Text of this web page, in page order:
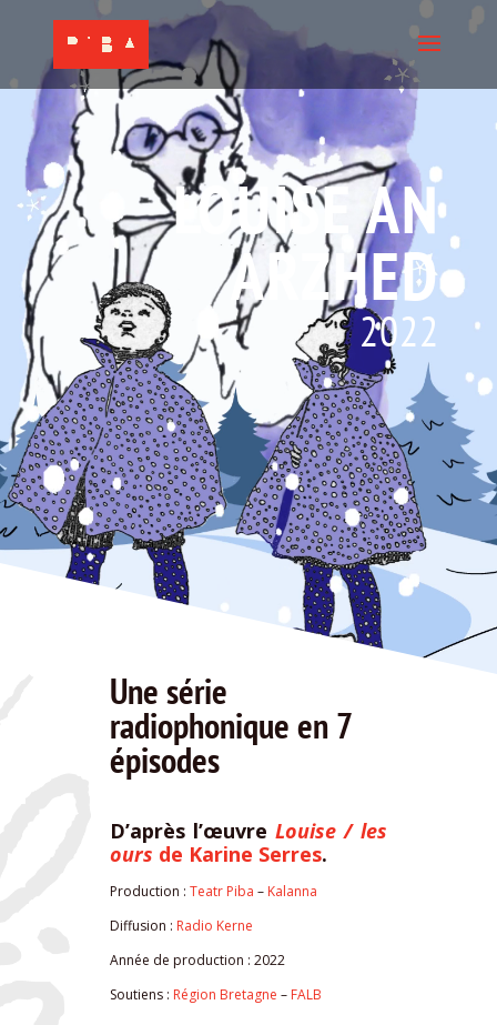
LOUISE AN
ARZHED
2022
Une série
radiophonique en 7
épisodes
D’après l’œuvre Louise / les
ours de Karine Serres.
Production : Teatr Piba – Kalanna
Diffusion : Radio Kerne
Année de production : 2022
Soutiens : Région Bretagne – FALB